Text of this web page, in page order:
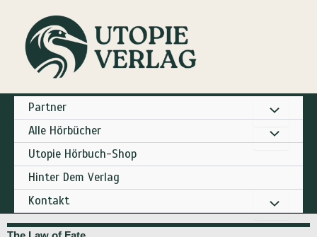
springen
Partner
Alle Hörbücher
Utopie Hörbuch-Shop
Hinter Dem Verlag
Kontakt